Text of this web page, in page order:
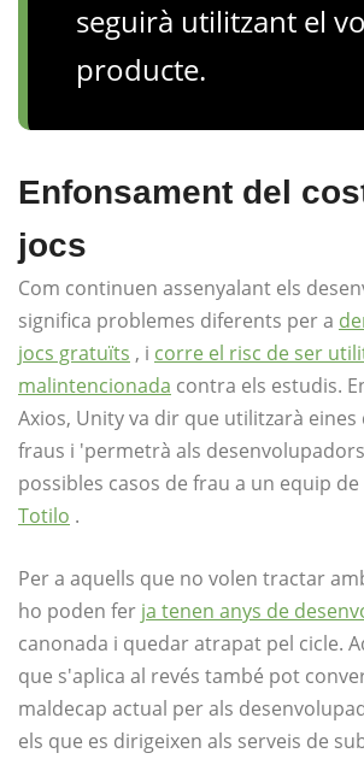
seguirà utilitzant el
producte.
Enfonsament del
jocs
Com continuen assenyalant els
significa problemes diferents per a
jocs gratuïts , i corre el risc de ser
malintencionada contra els estudis.
Axios, Unity va dir que utilitzarà eines
fraus i 'permetrà als
possibles casos de frau a un equip
Totilo .
Per a aquells que no volen tractar
ho poden fer ja tenen anys de
canonada i quedar atrapat pel cicle.
que s'aplica al revés també pot
maldecap actual per als
els que es dirigeixen als serveis de